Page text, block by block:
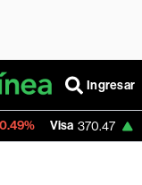
Ingresar
370.47 +0.52%